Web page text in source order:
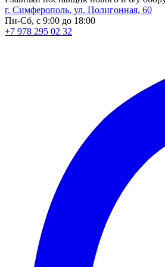
г. Симферополь, ул. Полигонная, 60
Пн-Сб, с 9:00 до 18:00
+7 978 295 02 32